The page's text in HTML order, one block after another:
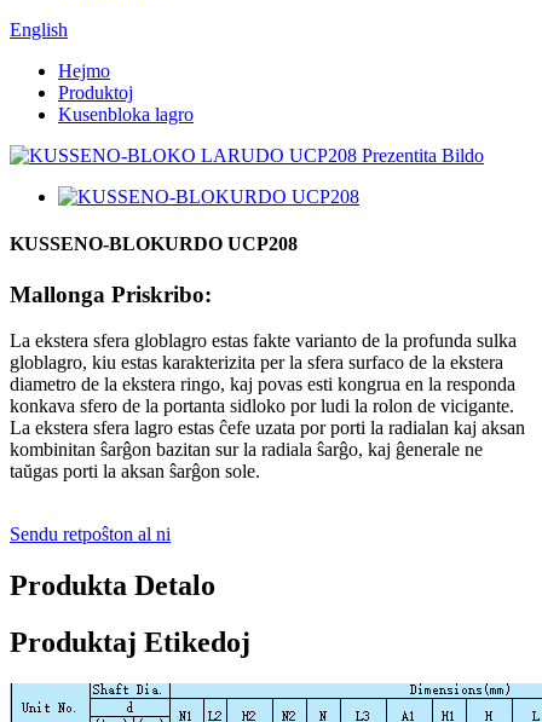
English
Hejmo
Produktoj
Kusenbloka lagro
KUSSENO-BLOKURDO UCP208
Mallonga Priskribo:
La ekstera sfera globlagro estas fakte varianto de la profunda sulka
globlagro, kiu estas karakterizita per la sfera surfaco de la ekstera
diametro de la ekstera ringo, kaj povas esti kongrua en la responda
konkava sfero de la portanta sidloko por ludi la rolon de vicigante.
La ekstera sfera lagro estas ĉefe uzata por porti la radialan kaj aksan
kombinitan ŝarĝon bazitan sur la radiala ŝarĝo, kaj ĝenerale ne
taŭgas porti la aksan ŝarĝon sole.
Sendu retpoŝton al ni
Produkta Detalo
Produktaj Etikedoj